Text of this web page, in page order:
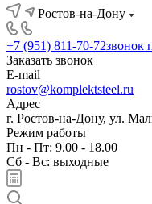
Ростов-на-Дону
+7 (951) 811-70-72звонок
Заказать звонок
E-mail
rostov@komplektsteel.ru
Адрес
г. Ростов-на-Дону, ул.
Режим работы
Пн - Пт: 9.00 - 18.00
Сб - Вс: выходные